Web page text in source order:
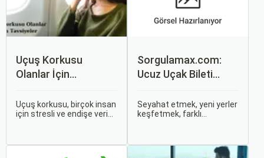
Uçuş Korkusu
Olanlar İçin
Uçuş korkusu, birçok insan
için stresli ve endişe verici
Sorgulamax.com:
Ucuz Uçak Bileti
Seyahat etmek, yeni yerler
keşfetmek, farklı
bir yoldur. Bu yolculukların